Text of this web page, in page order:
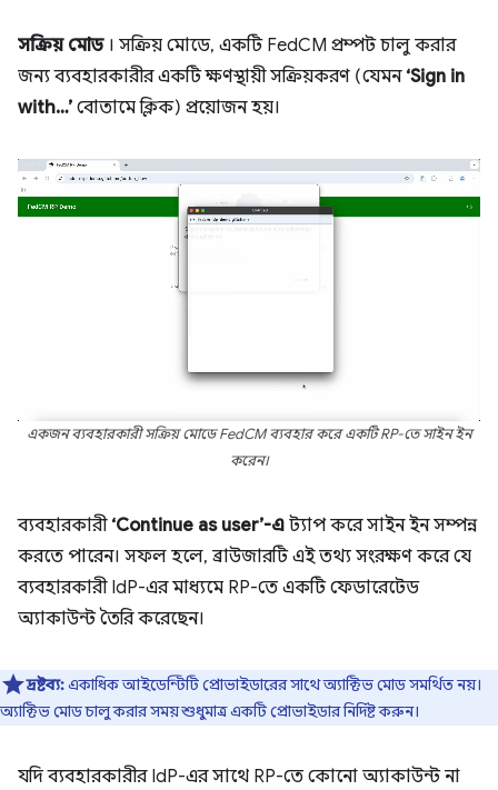
সক্রিয় মোড। সক্রিয় মোডে, একটি FedCM প্রম্পট চালু করার
জন্য ব্যবহারকারীর একটি ক্ষণস্থায়ী সক্রিয়করণ (যেমন ‘Sign in
with…’ বোতামে ক্লিক) প্রয়োজন হয়।
একজন ব্যবহারকারী সক্রিয় মোডে FedCM ব্যবহার করে একটি RP-তে সাইন ইন
করেন।
ব্যবহারকারী ‘Continue as user’-এ ট্যাপ করে সাইন ইন সম্পন্ন
করতে পারেন। সফল হলে, ব্রাউজারটি এই তথ্য সংরক্ষণ করে যে
ব্যবহারকারী IdP-এর মাধ্যমে RP-তে একটি ফেডারেটেড
অ্যাকাউন্ট তৈরি করেছেন।
দ্রষ্টব্য:একাধিক আইডেন্টিটি প্রোভাইডারের সাথে অ্যাক্টিভ মোড সমর্থিত নয়।
অ্যাক্টিভ মোড চালু করার সময় শুধুমাত্র একটি প্রোভাইডার নির্দিষ্ট করুন।
যদি ব্যবহারকারীর IdP-এর সাথে RP-তে কোনো অ্যাকাউন্ট না